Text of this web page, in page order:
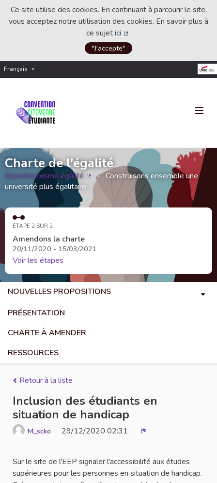
Ce site utilise des cookies. En continuant à parcourir le site,
vous acceptez notre utilisation des cookies. En savoir plus à
ce sujetici
(Lien externe)
.
"J'accepte"
Français Choisir la langue
Charte de l'égalité
#pasdesexisme égalité
(Lien externe)
Construisons ensemble une
université plus égalitaire
ÉTAPE 2 SUR 2
Amendons la charte
20/11/2020 - 15/03/2021
Voir les étapes
NOUVELLES PROPOSITIONS
PRÉSENTATION
CHARTE À AMENDER
RESSOURCES
Retour à la liste
Inclusion des étudiants en
situation de handicap
M_scko 29/12/2020 02:31
Sur le site de l'EEP signaler l'accessibilité aux études
supérieures pour les personnes en situation de handicap.